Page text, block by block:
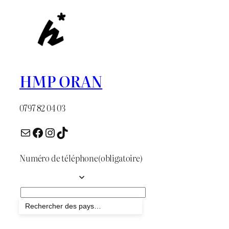
HMP ORAN
0797 82 04 03
E-mail Facebook InstagramTikTok
Numéro de téléphone(obligatoire)
Envoyer